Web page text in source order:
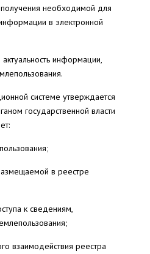
получения необходимой для
в электронной
информации,
системе утверждается
государственной власти
в реестре
к сведениям,
взаимодействия реестра